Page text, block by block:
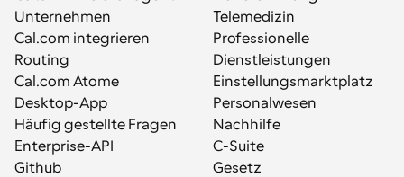
Unternehmen
Cal.com integrieren
Routing
Cal.com Atome
Desktop-App
Häufig gestellte Fragen
Enterprise-API
Github
Telemedizin
Professionelle
Dienstleistungen
Einstellungsmarktplatz
Personalwesen
Nachhilfe
C-Suite
Gesetz